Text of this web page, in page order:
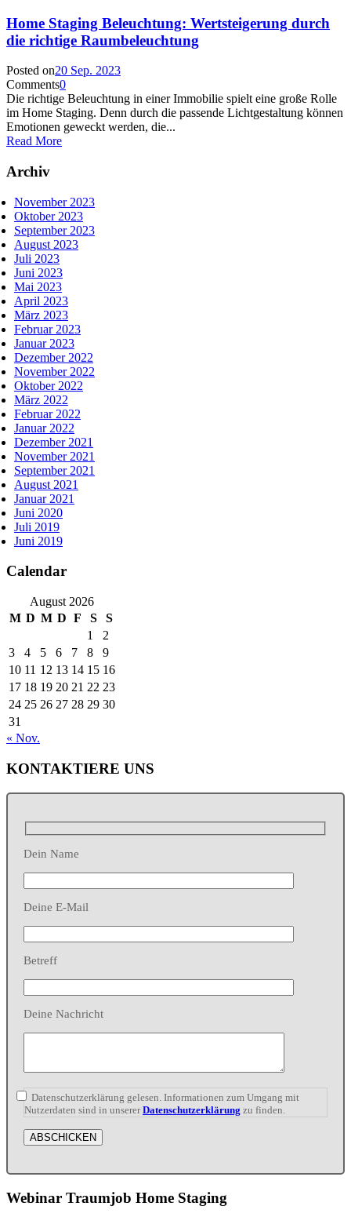
Home Staging Beleuchtung: Wertsteigerung durch
die richtige Raumbeleuchtung
Posted on20 Sep. 2023
Comments0
Die richtige Beleuchtung in einer Immobilie spielt eine große Rolle
im Home Staging. Denn durch die passende Lichtgestaltung können
Emotionen geweckt werden, die...
Read More
Archiv
November 2023
Oktober 2023
September 2023
August 2023
Juli 2023
Juni 2023
Mai 2023
April 2023
März 2023
Februar 2023
Januar 2023
Dezember 2022
November 2022
Oktober 2022
März 2022
Februar 2022
Januar 2022
Dezember 2021
November 2021
September 2021
August 2021
Januar 2021
Juni 2020
Juli 2019
Juni 2019
Calendar
August 2026
M D M D F S
S
1
2
3
4 5 6 7 8
9
10 11 12 13 14 15 16
17 18 19 20 21 22 23
24 25 26 27 28 29 30
31
« Nov.
KONTAKTIERE UNS
Dein Name
Deine E-Mail
Betreff
Deine Nachricht
Datenschutzerklärung gelesen. Informationen zum Umgang mit
Nutzerdaten sind in unsererDatenschutzerklärung zu finden.
Webinar Traumjob Home Staging